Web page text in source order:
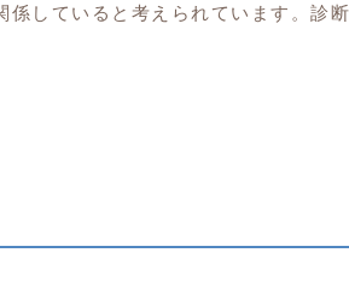
していると考えられています。診